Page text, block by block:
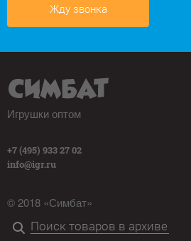
Жду звонка
Игрушки оптом
+7 (495) 933 27 02
info@igr.ru
© 2018 «Симбат»